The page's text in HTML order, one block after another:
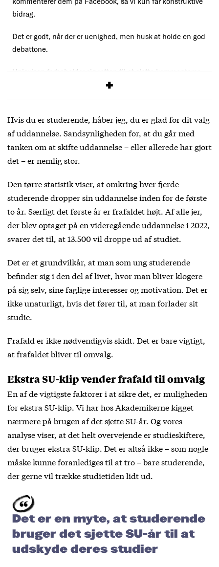
bidrag.
Det er godt, når der er uenighed, men husk at holde en god
debattone.
Uniavisen forbeholder sig retten til at slette kommentarer,
debatregler
Hvis du er studerende, håber jeg, du er glad for dit valg
af uddannelse. Sandsynligheden for, at du går med
tanken om at skifte uddannelse – eller allerede har gjort
det – er nemlig stor.
Den tørre statistik viser, at omkring hver fjerde
studerende dropper sin uddannelse inden for de første
to år. Særligt det første år er frafaldet højt. Af alle jer,
der blev optaget på en videregående uddannelse i 2022,
svarer det til, at 13.500 vil droppe ud af studiet.
Det er et grundvilkår, at man som ung studerende
befinder sig i den del af livet, hvor man bliver klogere
på sig selv, sine faglige interesser og motivation. Det er
ikke unaturligt, hvis det fører til, at man forlader sit
studie.
Frafald er ikke nødvendigvis skidt. Det er bare vigtigt,
at frafaldet bliver til omvalg.
Ekstra SU-klip vender frafald til omvalg
En af de vigtigste faktorer i at sikre det, er muligheden
for ekstra SU-klip. Vi har hos Akademikerne kigget
nærmere på brugen af det sjette SU-år. Og vores
analyse viser, at det helt overvejende er studieskiftere,
der bruger ekstra SU-klip. Det er altså ikke – som nogle
måske kunne foranlediges til at tro – bare studerende,
der gerne vil trække studietiden lidt ud.
Det er en myte, at studerende
bruger det sjette SU-år til at
udskyde deres studier